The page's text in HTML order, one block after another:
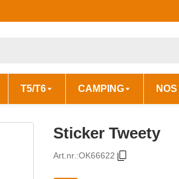
T5/T6 CAMPING NOS
Sticker Tweety
Art.nr.:OK66622